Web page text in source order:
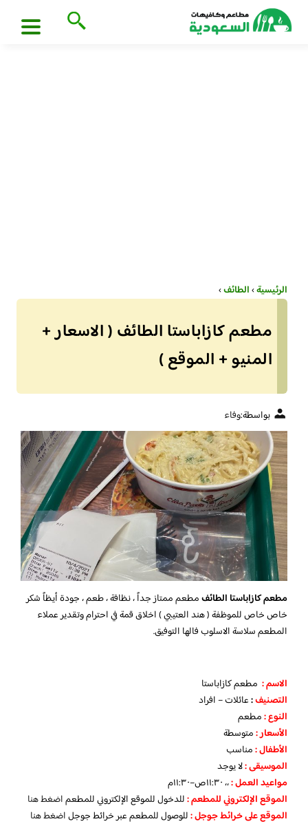
الرئيسية›الطائف›
مطعم كازاباستا الطائف ( الاسعار +
المنيو + الموقع )
بواسطة:وفاء
مطعم كازاباستا الطائفمطعم ممتاز جداً ، نظافة ، طعم ، جودة أيظاً شكر
خاص خاص للموظفة ( هند العتيبي ) اخلاق قمة في احترام وتقدير عملاء
المطعم سلاسة الاسلوب فالها التوفيق.
الاسم : مطعم كازاباستا
التصنيف:عائلات – افراد
النوع :مطعم
الأسعار:متوسطة
الأطفال:مناسب
الموسيقى :لا يوجد
مواعيد العمل :،، ١١:٣٠ص–١١:٣٠م
الموقع الإلكتروني للمطعم:للدخول للموقع الإلكتروني للمطعماضغط هنا
الموقع على خرائط جوجل:للوصول للمطعم عبر خرائط جوجلاضغط هنا